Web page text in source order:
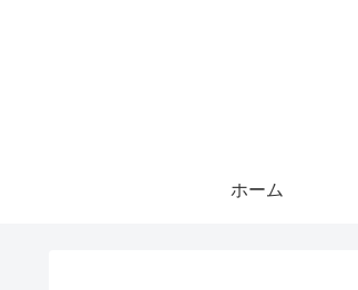
ホーム